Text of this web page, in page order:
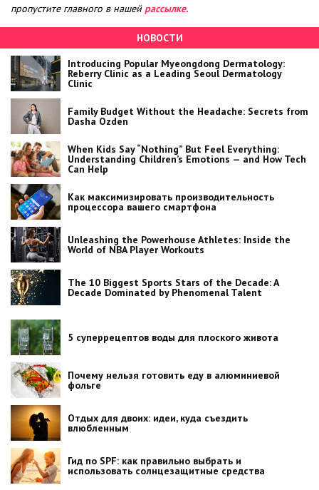
пропустите главного в нашей рассылке.
НОВОСТИ
Introducing Popular Myeongdong Dermatology:
Reberry Clinic as a Leading Seoul Dermatology
Clinic
Family Budget Without the Headache: Secrets from
Dasha Ozden
When Kids Say “Nothing” But Feel Everything:
Understanding Children’s Emotions — and How Tech
Can Help
Как максимизировать производительность
процессора вашего смартфона
Unleashing the Powerhouse Athletes: Inside the
World of NBA Player Workouts
The 10 Biggest Sports Stars of the Decade: A
Decade Dominated by Phenomenal Talent
5 суперрецептов воды для плоского живота
Почему нельзя готовить еду в алюминиевой
фольге
Отдых для двоих: идеи, куда съездить
влюбленным
Гид по SPF: как правильно выбрать и
использовать солнцезащитные средства